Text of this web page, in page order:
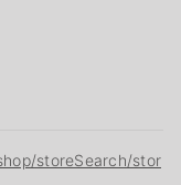
storeSearch/stor